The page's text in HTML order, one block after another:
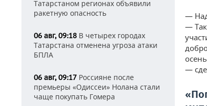
Татарстаном регионах объявили
ракетную опасность
06 авг, 09:18 В четырех городах
Татарстана отменена угроза атаки
БПЛА
06 авг, 09:17 Россияне после
премьеры «Одиссеи» Нолана стали
чаще покупать Гомера
—
—
—